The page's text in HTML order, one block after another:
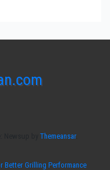
Themeansar.
Better Grilling Performance